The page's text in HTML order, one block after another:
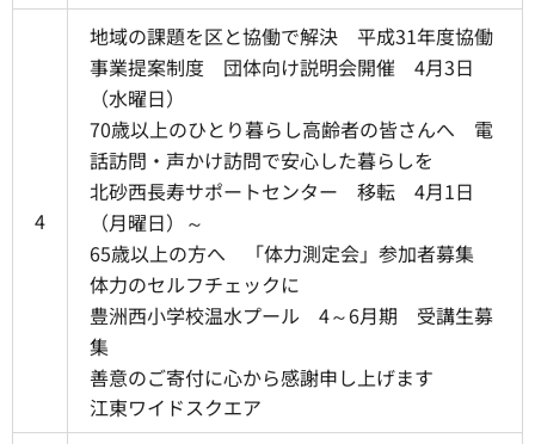
4
地域の課題を区と協働で解決 平成31年度協働
事業提案制度 団体向け説明会開催 4月3日
（水曜日）
70歳以上のひとり暮らし高齢者の皆さんへ 電
話訪問・声かけ訪問で安心した暮らしを
北砂西長寿サポートセンター 移転 4月1日
（月曜日）～
65歳以上の方へ 「体力測定会」参加者募集
体力のセルフチェックに
豊洲西小学校温水プール 4～6月期 受講生募
集
善意のご寄付に心から感謝申し上げます
江東ワイドスクエア